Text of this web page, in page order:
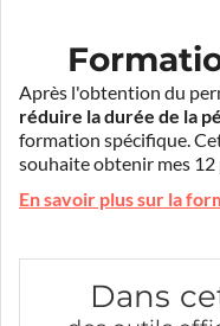
Après l'obtention du
réduire la durée de la
formation spécifique.
souhaite obtenir mes
En savoir plus sur la
Dans